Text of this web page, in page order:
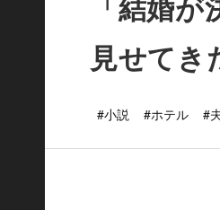
見せてき
#小説 #ホテル #